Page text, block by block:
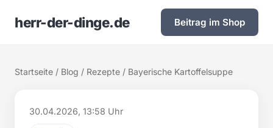
herr-der-dinge.de Beitrag im Shop
Startseite / Blog / Rezepte / Bayerische Kartoffelsuppe
30.04.2026, 13:58 Uhr